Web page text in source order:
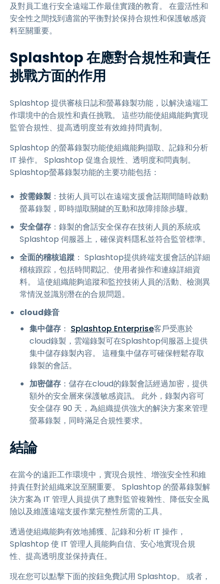
及對員工進行安全遠端工作最佳實踐的教育。 在靈活性和
安全性之間找到適當的平衡對於保持合規性和保護敏感資
料至關重要。
Splashtop 在應對合規性和責任
挑戰方面的作用
Splashtop 提供審核日誌和螢幕錄製功能，以解決遠端工
作環境中的合規性和責任挑戰。 這些功能使組織能夠實現
監管合規性、提高透明度並有效維持問責制。
Splashtop 的螢幕錄製功能使組織能夠擷取、記錄和分析
IT 操作。 Splashtop 促進合規性、透明度和問責制。
Splashtop螢幕錄製功能的主要功能包括：
按需錄製 ：技術人員可以在遠端支援會話期間隨時啟動
螢幕錄製，即時擷取關鍵的互動和故障排除步驟。
安全儲存 ：錄製的會話安全保存在技術人員的系統或
Splashtop 伺服器上，確保資料隱私並符合監管標準。
全面的稽核追蹤 ： Splashtop提供終端支援會話的詳細
稽核跟踪，包括時間戳記、使用者操作和連線詳細資
料。 這使組織能夠追蹤和監控技術人員的活動、檢測異
常情況並識別潛在的合規問題。
cloud錄音
集中儲存 ： Splashtop Enterprise客戶受惠於
cloud錄製，雲端錄製可在Splashtop伺服器上提供
集中儲存錄製內容。 這種集中儲存可確保輕鬆存取
錄製的會話。
加密儲存 ：儲存在cloud的錄製會話經過加密，提供
額外的安全層來保護敏感資訊。 此外，錄製內容可
安全儲存 90 天，為組織提供強大的解決方案來管理
螢幕錄製，同時滿足合規性要求。
結論
在當今的遠距工作環境中，實現合規性、增強安全性和維
持責任對於組織來說至關重要。 Splashtop 的螢幕錄製解
決方案為 IT 管理人員提供了應對監管複雜性、降低安全風
險以及維護遠端支援作業完整性所需的工具。
透過使組織能夠有效地捕獲、記錄和分析 IT 操作，
Splashtop 使 IT 管理人員能夠自信、安心地實現合規
性、提高透明度並保持責任。
現在您可以點擊下面的按鈕免費試用 Splashtop。 或者，